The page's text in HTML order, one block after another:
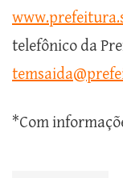
telefônico da
*Com